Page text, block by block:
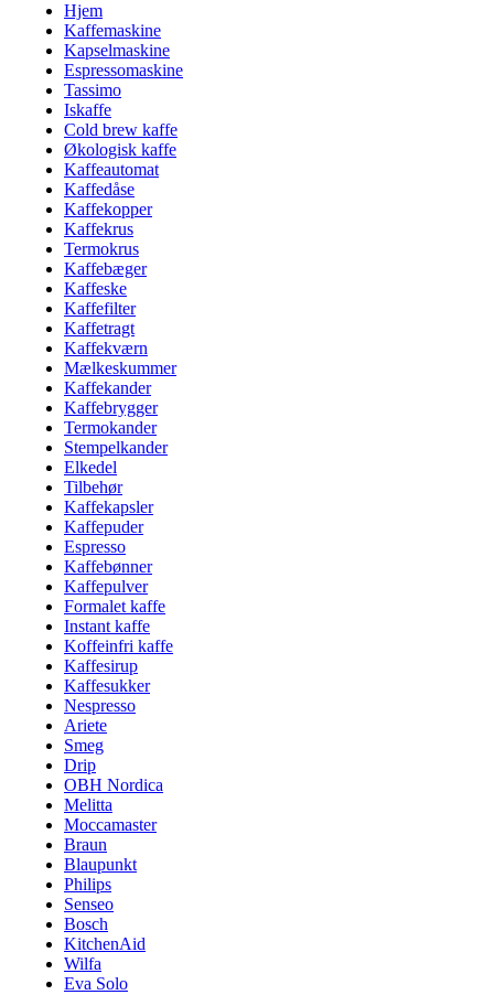
Hjem
Kaffemaskine
Kapselmaskine
Espressomaskine
Tassimo
Iskaffe
Cold brew kaffe
Økologisk kaffe
Kaffeautomat
Kaffedåse
Kaffekopper
Kaffekrus
Termokrus
Kaffebæger
Kaffeske
Kaffefilter
Kaffetragt
Kaffekværn
Mælkeskummer
Kaffekander
Kaffebrygger
Termokander
Stempelkander
Elkedel
Tilbehør
Kaffekapsler
Kaffepuder
Espresso
Kaffebønner
Kaffepulver
Formalet kaffe
Instant kaffe
Koffeinfri kaffe
Kaffesirup
Kaffesukker
Nespresso
Ariete
Smeg
Drip
OBH Nordica
Melitta
Moccamaster
Braun
Blaupunkt
Philips
Senseo
Bosch
KitchenAid
Wilfa
Eva Solo